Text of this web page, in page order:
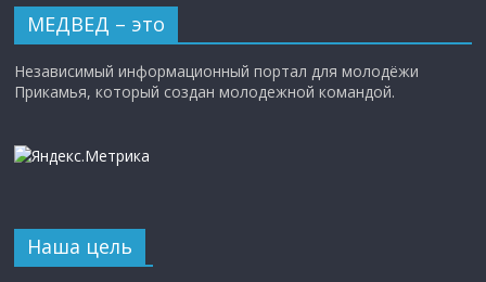
МЕДВЕД – это
Независимый информационный портал для молодёжи
Прикамья, который создан молодежной командой.
Наша цель